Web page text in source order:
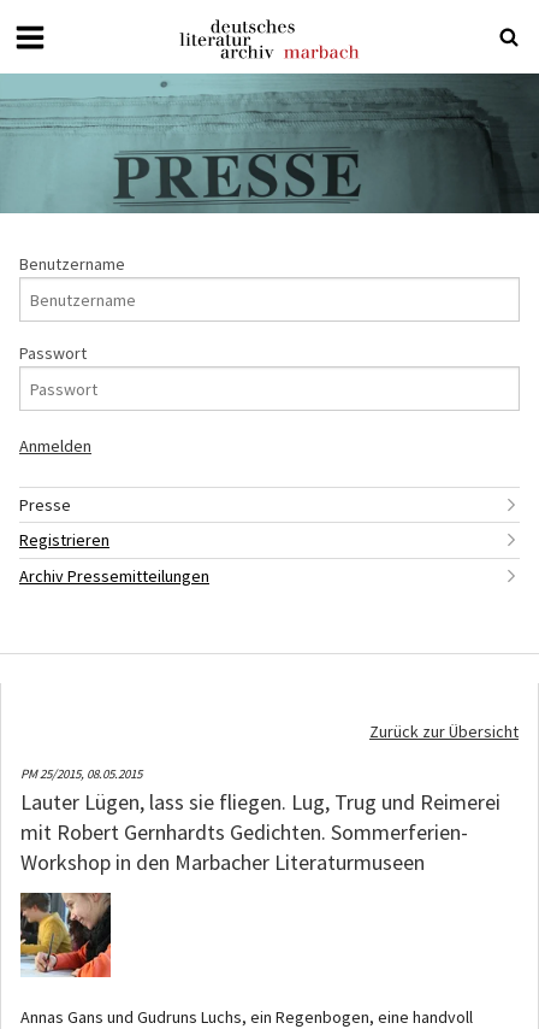
Deutsches
Literaturarchiv
Marbach
Benutzername
Passwort
Presse
Registrieren
Archiv Pressemitteilungen
Zurück zur Übersicht
PM 25/2015, 08.05.2015
Lauter Lügen, lass sie fliegen. Lug, Trug und Reimerei
mit Robert Gernhardts Gedichten. Sommerferien-
Workshop in den Marbacher Literaturmuseen
Annas Gans und Gudruns Luchs, ein Regenbogen, eine handvoll